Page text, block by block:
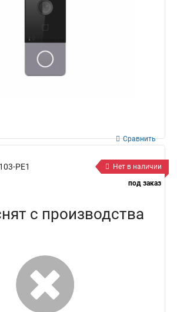
PE1
Сравнить
Нет в наличии
под заказ
с производства